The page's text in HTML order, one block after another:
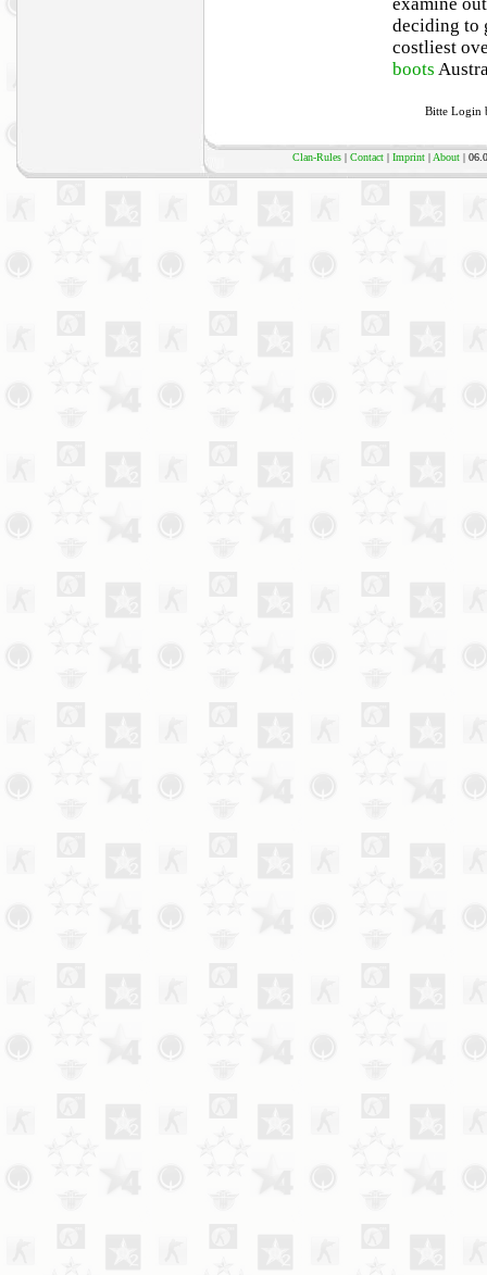
deciding to
costliest
boots
Bitte Login
Clan-Rules| Contact| Imprint| About|